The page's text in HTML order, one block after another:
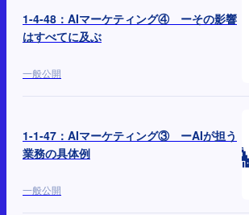
1-4-48：AIマーケティング④ ーその影響
はすべてに及ぶ
一般公開
1-1-47：AIマーケティング③ ーAIが担う
業務の具体例
一般公開